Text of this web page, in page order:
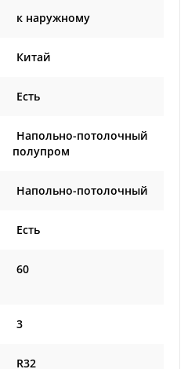
к наружному
Китай
Есть
Напольно-потолочный
полупром
Напольно-потолочный
Есть
60
3
R32